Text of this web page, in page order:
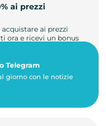
ai prezzi
ai prezzi
ora e ricevi un bonus
Telegram
giorno con le notizie